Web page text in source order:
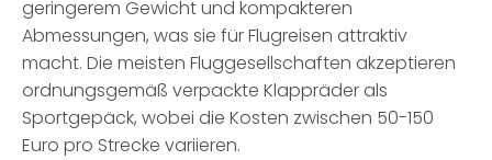
geringerem Gewicht und kompakteren
Abmessungen, was sie für Flugreisen attraktiv
macht. Die meisten Fluggesellschaften akzeptieren
ordnungsgemäß verpackte Klappräder als
Sportgepäck, wobei die Kosten zwischen 50-150
Euro pro Strecke variieren.